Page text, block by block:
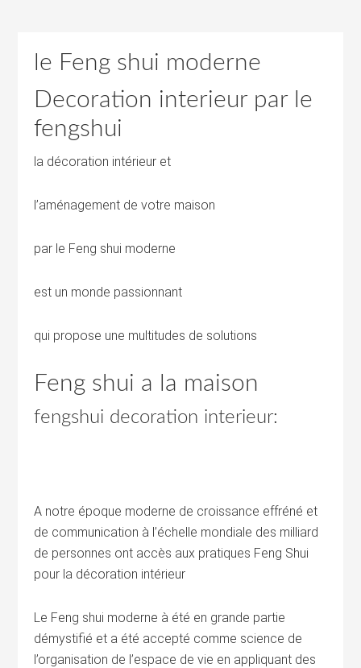
le Feng shui moderne
Decoration interieur par le
fengshui
la décoration intérieur et
l’aménagement de votre maison
par le Feng shui moderne
est un monde passionnant
qui propose une multitudes de solutions
Feng shui a la maison
fengshui decoration interieur:
A notre époque moderne de croissance effréné et
de communication à l’échelle mondiale des milliard
de personnes ont accès aux pratiques Feng Shui
pour la décoration intérieur
Le Feng shui moderne à été en grande partie
démystifié et a été accepté comme science de
l’organisation de l’espace de vie en appliquant des